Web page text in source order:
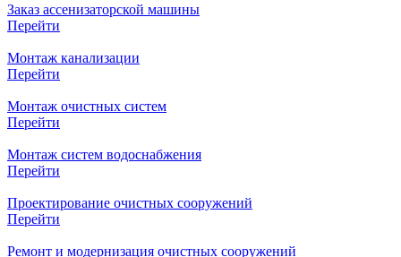
Заказ ассенизаторской машины
Перейти
Монтаж канализации
Перейти
Монтаж очистных систем
Перейти
Монтаж систем водоснабжения
Перейти
Проектирование очистных сооружений
Перейти
Ремонт и модернизация очистных сооружений